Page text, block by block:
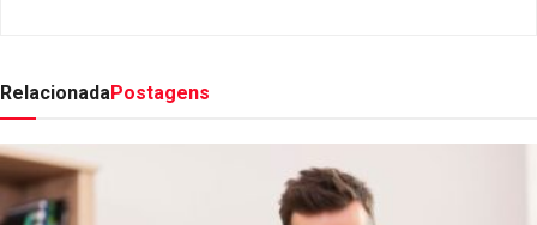
RelacionadaPostagens